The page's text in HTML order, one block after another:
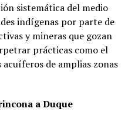
sistemática del medio
indígenas por parte de
y mineras que gozan
prácticas como el
de amplias zonas
a Duque